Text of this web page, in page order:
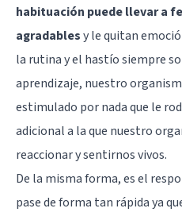
habituación puede llevar a
agradablesy le quitan
la rutina y el hastío siempre
aprendizaje, nuestro
estimulado por nada que le
adicional a la que nuestro
reaccionar y sentirnos vivos.
De la misma forma, es el
pase de forma tan rápida ya